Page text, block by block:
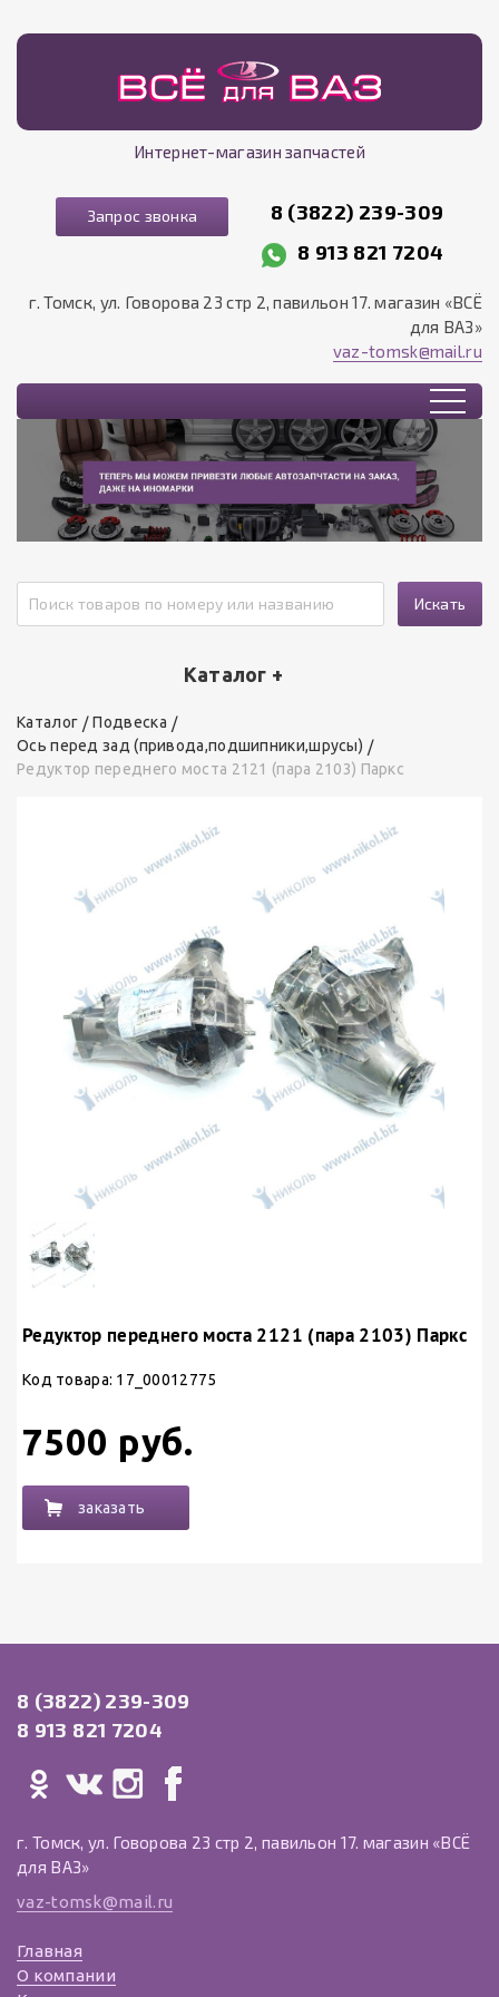
Интернет-магазин запчастей
Запрос звонка
8 (3822) 239-309
8 913 821 7204
г. Томск, ул. Говорова 23 стр 2, павильон 17. магазин «ВСЁ
для ВАЗ»
vaz-tomsk@mail.ru
Искать
Каталог +
Каталог
Подвеска
Ось перед зад (привода,подшипники,шрусы)
Редуктор переднего моста 2121 (пара 2103) Паркс
Редуктор переднего моста 2121 (пара 2103) Паркс
Код товара: 17_00012775
7500 руб.
заказать
8 (3822) 239-309
8 913 821 7204
г. Томск, ул. Говорова 23 стр 2, павильон 17. магазин «ВСЁ
для ВАЗ»
vaz-tomsk@mail.ru
Главная
О компании